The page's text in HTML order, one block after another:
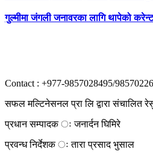
गुल्मीमा जंगली जनावरका लागि थापेको
Contact : +977-9857028495/
सफल मल्टिनेसनल प्रा लि द्वारा संचालित
प्रधान सम्पादक ः जनार्दन घिमिरे
प्रवन्ध निर्देशक ः तारा प्रसाद भुसाल